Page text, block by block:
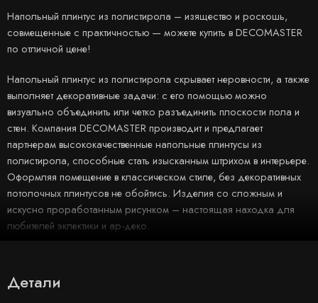
Напольный плинтус из полистирола – изящество и роскошь,
совмещенные с практичностью — можете купить в DECOMASTER
по отличной цене!
Напольный плинтус из полистирола скрывает неровности, а также
выполняет декоративные задачи: с его помощью можно
визуально объединить или четко разъединить плоскости пола и
стен. Компания DECOMASTER производит и предлагает
партнерам высококачественные напольные плинтусы из
полистирола, способные стать изысканным штрихом в интерьере.
Оформляя помещение в классическом стиле, без декоративных
потолочных плинтусов не обойтись. Изделия со сложным и
искусно проработанным рисунком – настоящая находка для
любителей эклектики и ар-деко.
Детали